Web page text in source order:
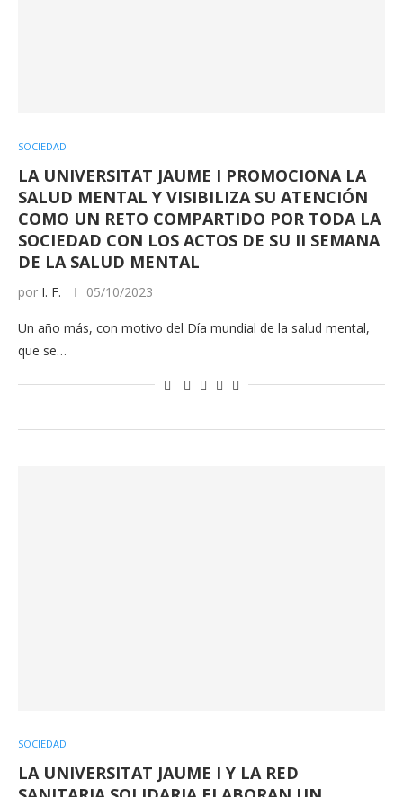
SOCIEDAD
LA UNIVERSITAT JAUME I PROMOCIONA LA
SALUD MENTAL Y VISIBILIZA SU ATENCIÓN
COMO UN RETO COMPARTIDO POR TODA LA
SOCIEDAD CON LOS ACTOS DE SU II SEMANA
DE LA SALUD MENTAL
por I. F. 05/10/2023
Un año más, con motivo del Día mundial de la salud mental,
que se…
SOCIEDAD
LA UNIVERSITAT JAUME I Y LA RED